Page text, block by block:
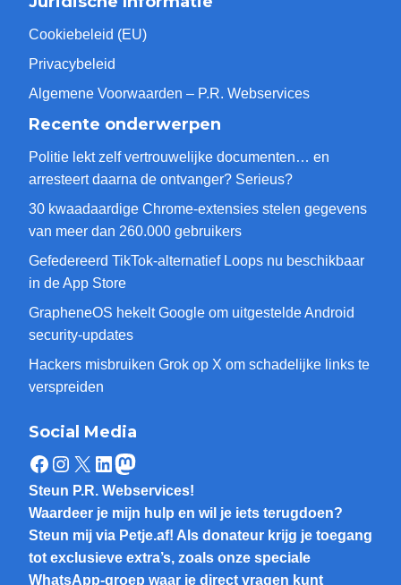
Cookiebeleid (EU)
Privacybeleid
Algemene Voorwaarden – P.R. Webservices
Recente onderwerpen
Politie lekt zelf vertrouwelijke documenten… en
arresteert daarna de ontvanger? Serieus?
30 kwaadaardige Chrome-extensies stelen gegevens
van meer dan 260.000 gebruikers
Gefedereerd TikTok-alternatief Loops nu beschikbaar
in de App Store
GrapheneOS hekelt Google om uitgestelde Android
security-updates
Hackers misbruiken Grok op X om schadelijke links te
verspreiden
Social Media
Facebook
Instagram
X LinkedIn
Mastodon
Steun P.R. Webservices!
Waardeer je mijn hulp en wil je iets terugdoen?
Steun mij via Petje.af! Als donateur krijg je toegang
tot exclusieve extra’s, zoals onze speciale
WhatsApp-groep waar je direct vragen kunt